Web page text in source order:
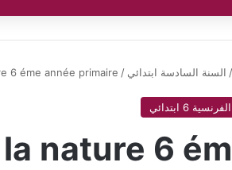
/ السنة السادسة ابتدائي /
6 éme année primaire
الفرنسية 6 ابتدائي
nature 6